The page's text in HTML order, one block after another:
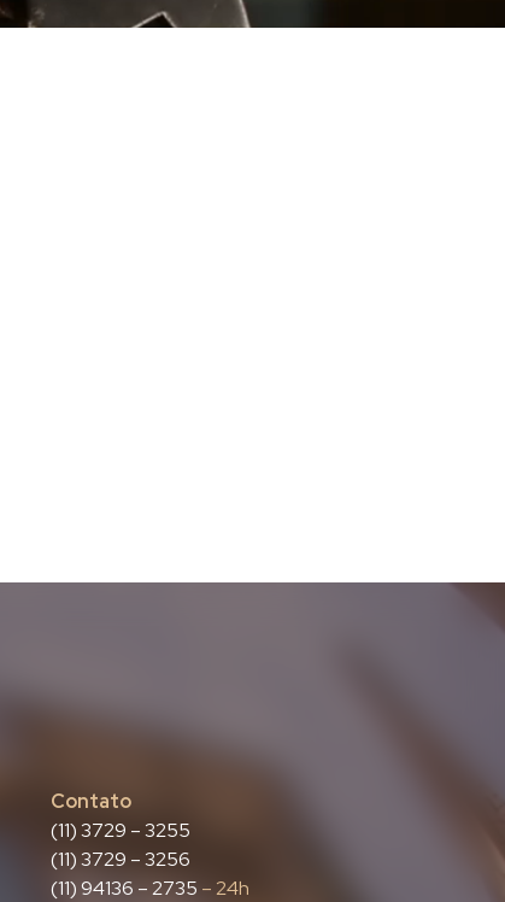
Contato
(11) 3729 – 3255
(11) 3729 – 3256
(11) 94136 – 2735 – 24h